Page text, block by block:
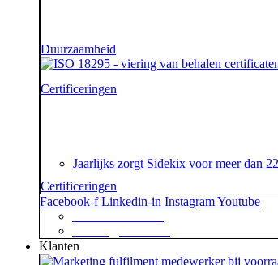
Duurzaamheid
Certificeringen
Jaarlijks zorgt Sidekix voor meer dan
Certificeringen
Facebook-f Linkedin-in InstagramYoutube
Klanten